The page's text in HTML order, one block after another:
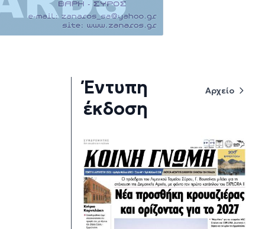
Έντυπη
έκδοση
Αρχείο